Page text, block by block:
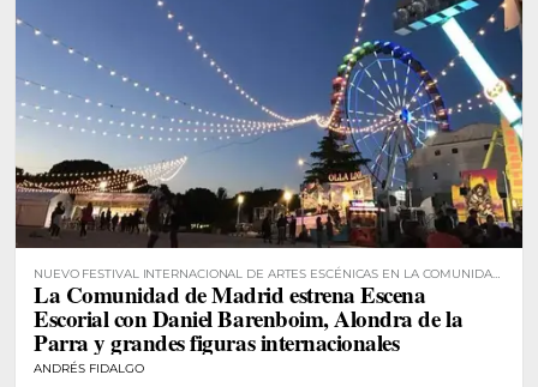
NUEVO FESTIVAL INTERNACIONAL DE ARTES ESCÉNICAS EN LA COMUNIDAD
DE MADRID
La Comunidad de Madrid estrena Escena
Escorial con Daniel Barenboim, Alondra de la
Parra y grandes figuras internacionales
ANDRÉS FIDALGO